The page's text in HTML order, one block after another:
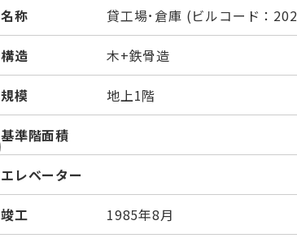
名称 貸工場･倉庫 (ビルコード：
構造 木+鉄骨造
規模 地上1階
基準階面積
エレベーター
竣工 1985年8月